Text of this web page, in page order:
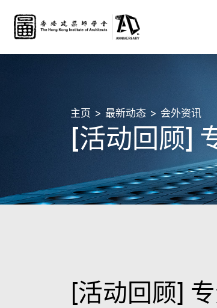
主页 最新动态 会外资讯
[活动回顾]
[活动回顾]